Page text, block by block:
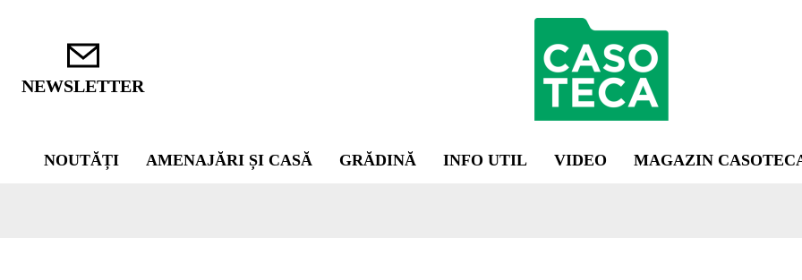
NEWSLETTER
NOUTĂȚI AMENAJĂRI ȘI CASĂ GRĂDINĂ INFO UTIL VIDEO MAGAZIN